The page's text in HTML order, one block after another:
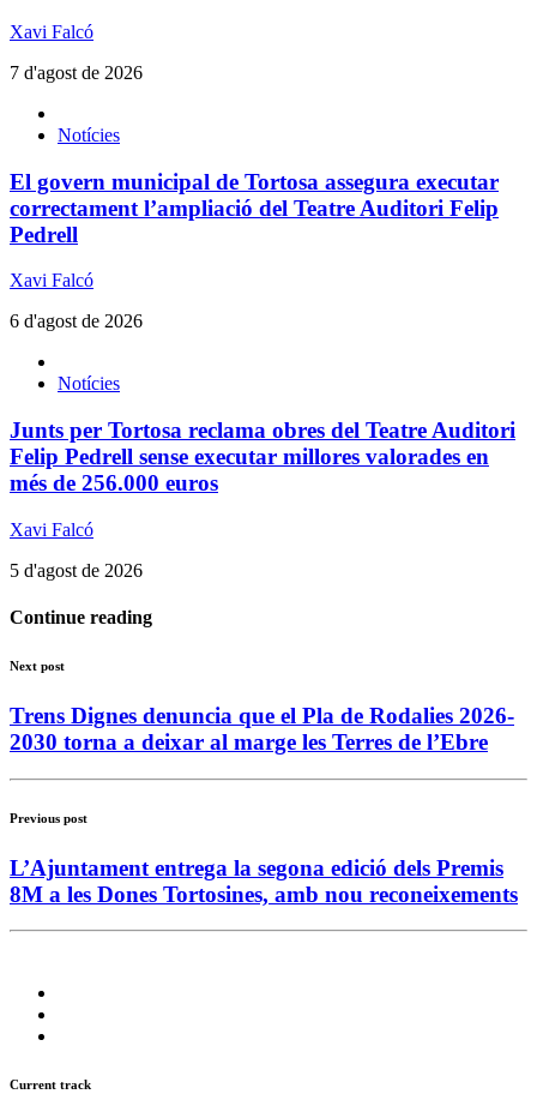
Xavi Falcó
7 d'agost de 2026
Notícies
El govern municipal de Tortosa assegura executar
correctament l’ampliació del Teatre Auditori Felip
Pedrell
Xavi Falcó
6 d'agost de 2026
Notícies
Junts per Tortosa reclama obres del Teatre Auditori
Felip Pedrell sense executar millores valorades en
més de 256.000 euros
Xavi Falcó
5 d'agost de 2026
Continue reading
Next post
Trens Dignes denuncia que el Pla de Rodalies 2026-
2030 torna a deixar al marge les Terres de l’Ebre
Previous post
L’Ajuntament entrega la segona edició dels Premis
8M a les Dones Tortosines, amb nou reconeixements
Current track